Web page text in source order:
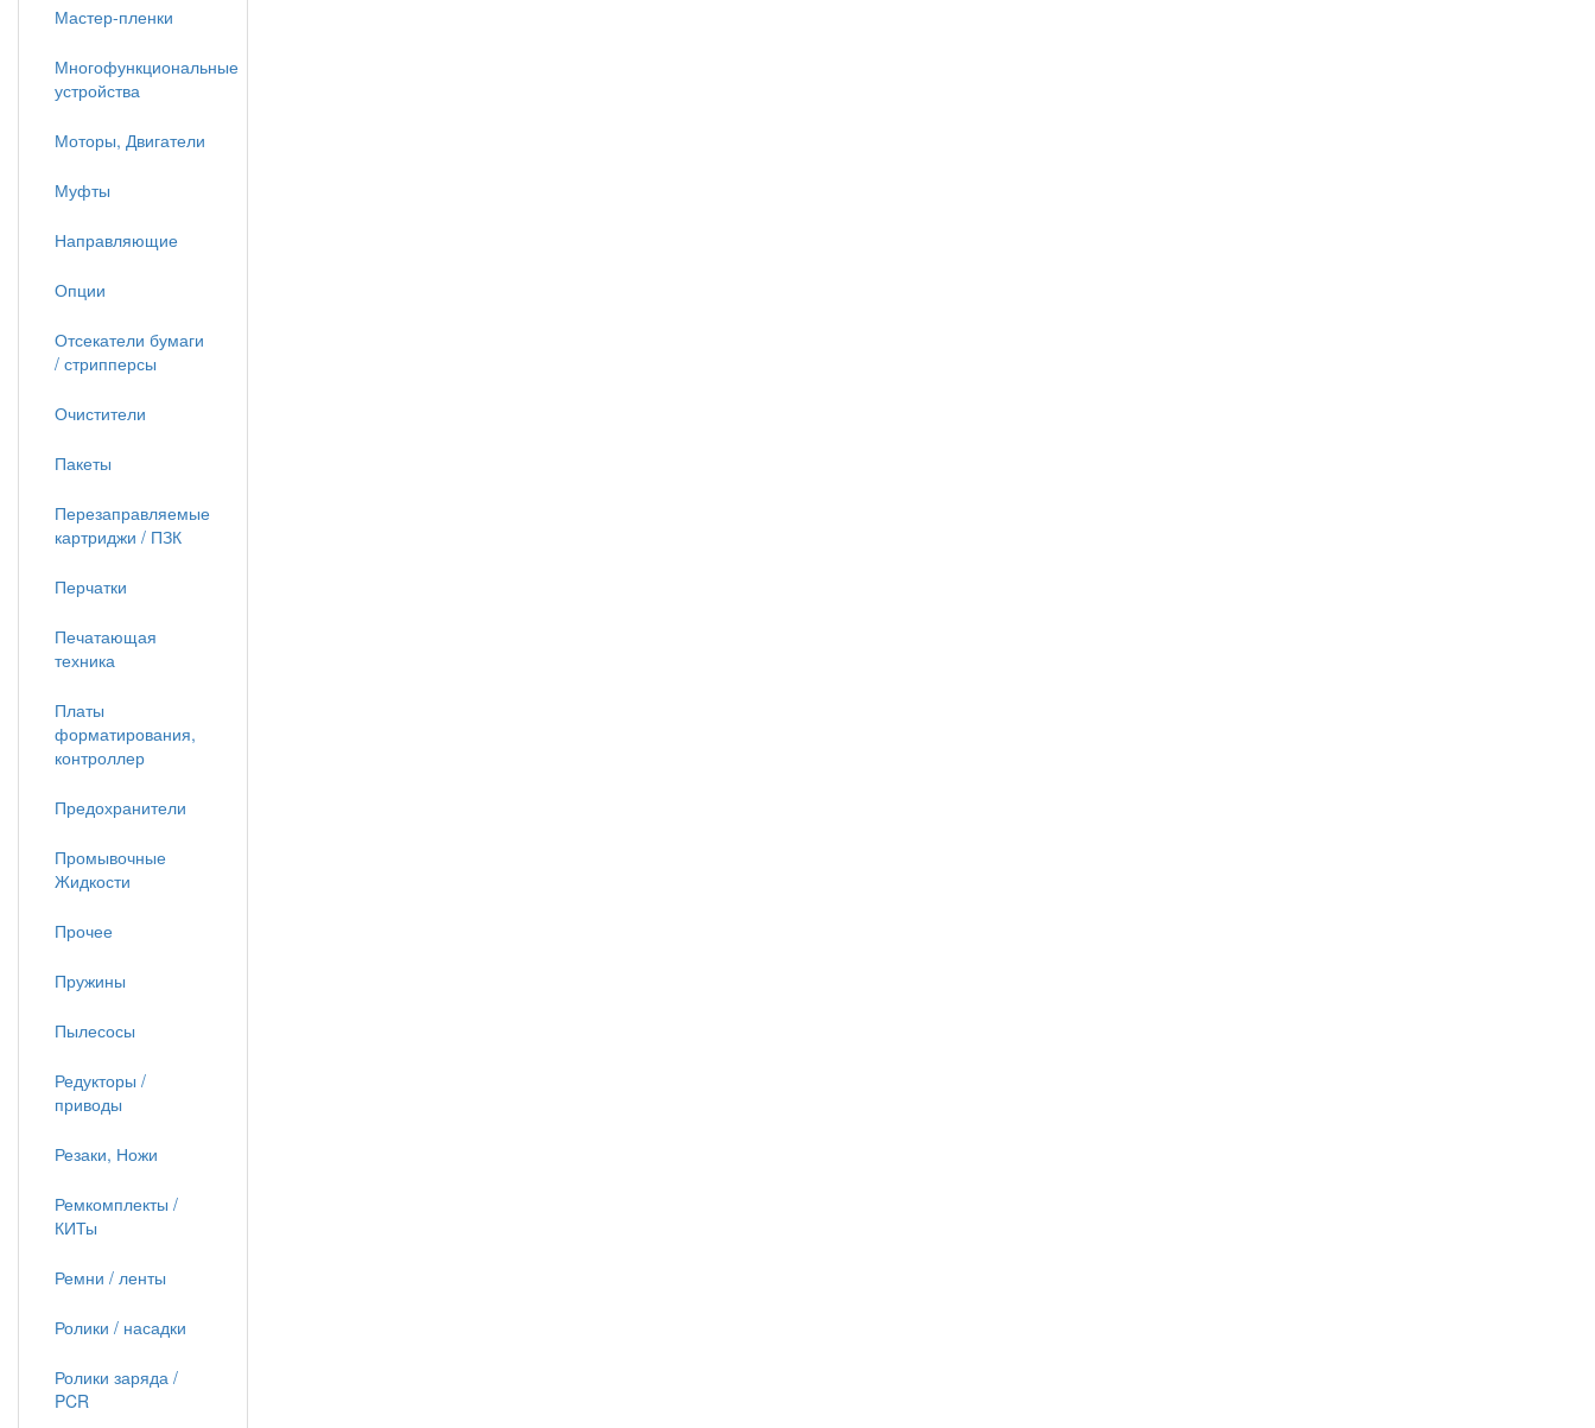
Мастер-пленки
Многофункциональные
устройства
Моторы, Двигатели
Муфты
Направляющие
Опции
Отсекатели бумаги
/ стрипперсы
Очистители
Пакеты
Перезаправляемые
картриджи / ПЗК
Перчатки
Печатающая
техника
Платы
форматирования,
контроллер
Предохранители
Промывочные
Жидкости
Прочее
Пружины
Пылесосы
Редукторы /
приводы
Резаки, Ножи
Ремкомплекты /
КИТы
Ремни / ленты
Ролики / насадки
Ролики заряда /
PCR